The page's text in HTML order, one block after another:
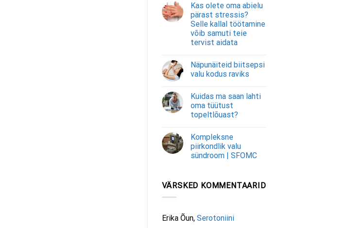
Kas olete oma abielu
pärast stressis?
Selle kallal töötamine
võib samuti teie
tervist aidata
Näpunäiteid biitsepsi
valu kodus raviks
Kuidas ma saan lahti
oma tüütust
topeltlõuast?
Kompleksne
piirkondlik valu
sündroom | SFOMC
VÄRSKED KOMMENTAARID
Erika Õun, Serotoniini